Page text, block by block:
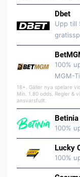
Dbet
Upp till
100%
MGM-
18+. Gäller nya spelare
Min. 1.80 odds. Regler &
ansvarsfullt.
Betinia
100%
Lucky
100%